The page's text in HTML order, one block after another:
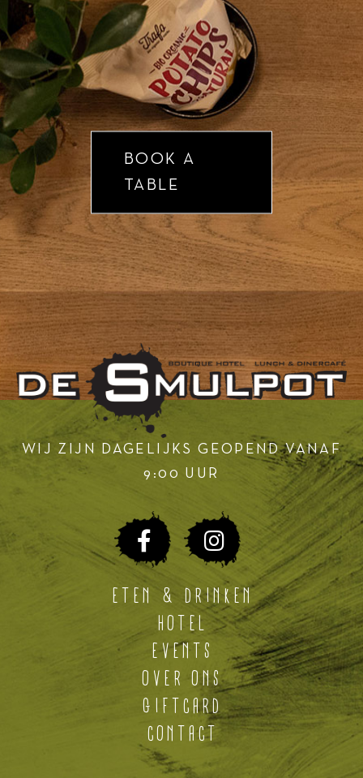
BOOK A
TABLE
WIJ ZIJN DAGELIJKS GEOPEND VANAF
9:00 UUR
ETEN & DRINKEN
HOTEL
EVENTS
OVER ONS
GIFTCARD
CONTACT